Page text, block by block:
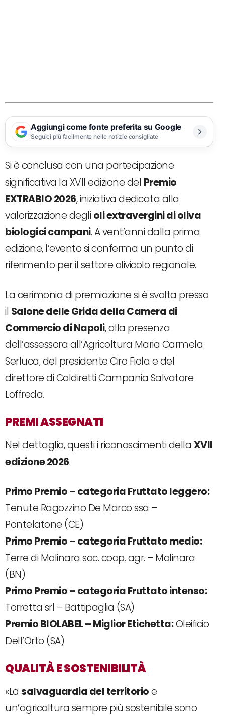
Aggiungi come fonte preferita su Google
Seguici più facilmente nelle notizie consigliate
Si è conclusa con una partecipazione
significativa la XVII edizione del Premio
EXTRABIO 2026, iniziativa dedicata alla
valorizzazione degli oli extravergini di oliva
biologici campani. A vent’anni dalla prima
edizione, l’evento si conferma un punto di
riferimento per il settore olivicolo regionale.
La cerimonia di premiazione si è svolta presso
il Salone delle Grida della Camera di
Commercio di Napoli, alla presenza
dell’assessora all’Agricoltura Maria Carmela
Serluca, del presidente Ciro Fiola e del
direttore di Coldiretti Campania Salvatore
Loffreda.
PREMI ASSEGNATI
Nel dettaglio, questi i riconoscimenti della XVII
edizione 2026.
Primo Premio – categoria Fruttato leggero:
Tenute Ragozzino De Marco ssa –
Pontelatone (CE)
Primo Premio – categoria Fruttato medio:
Terre di Molinara soc. coop. agr. – Molinara
(BN)
Primo Premio – categoria Fruttato intenso:
Torretta srl – Battipaglia (SA)
Premio BIOLABEL – Miglior Etichetta:Oleificio
Dell’Orto (SA)
QUALITÀ E SOSTENIBILITÀ
«La salvaguardia del territorioe
un’agricoltura sempre più sostenibile sono